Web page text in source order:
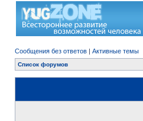
Сообщения без ответов | Активные темы
Список форумов